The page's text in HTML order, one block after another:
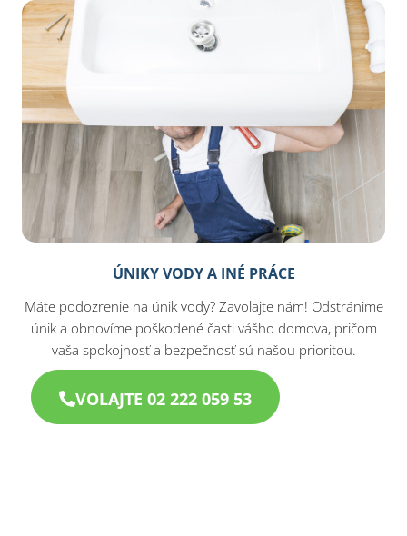
ÚNIKY VODY A INÉ PRÁCE
Máte podozrenie na únik vody? Zavolajte nám! Odstránime
únik a obnovíme poškodené časti vášho domova, pričom
vaša spokojnosť a bezpečnosť sú našou prioritou.
VOLAJTE 02 222 059 53